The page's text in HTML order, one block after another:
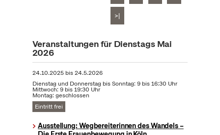
>|
Veranstaltungen für Dienstags Mai
2026
24.10.2025bis24.5.2026
Dienstag und Donnerstag bis Sonntag: 9 bis 16:30 Uhr
Mittwoch: 9 bis 19:30 Uhr
Montag: geschlossen
Eintritt frei
Ausstellung: Wegbereiterinnen des Wandels –